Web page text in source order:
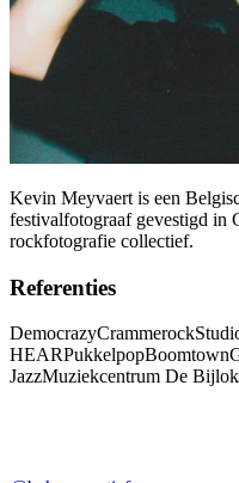
Kevin Meyvaert is een
festivalfotograaf gevestigd in
rockfotografie collectief.
Referenties
DemocrazyCrammerock
HEARPukkelpopBoomtown
JazzMuziekcentrum De